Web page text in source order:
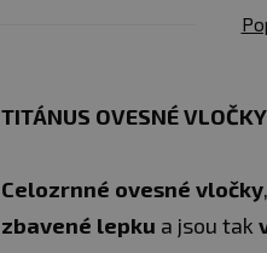
TITÁNUS OVESNÉ
Celozrnné ovesné vločky
zbavené lepku a jsou tak